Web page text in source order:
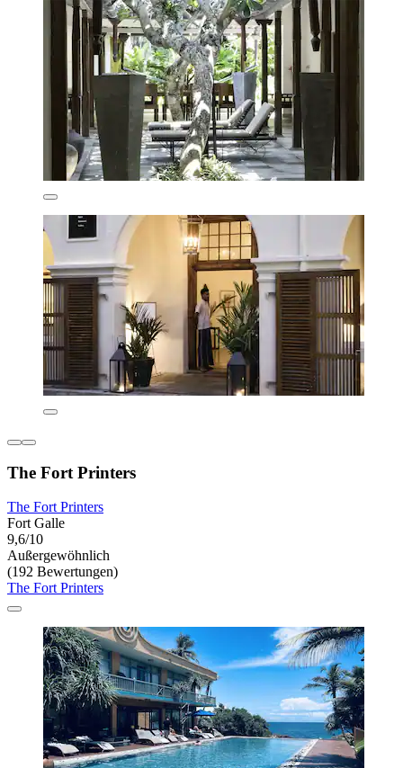
The Fort Printers
The Fort Printers
Fort Galle
9,6/10
Außergewöhnlich
(192 Bewertungen)
The Fort Printers